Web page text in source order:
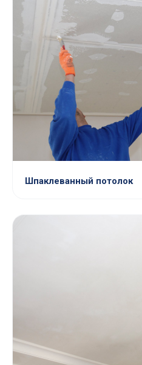
Шпаклеванный потолок